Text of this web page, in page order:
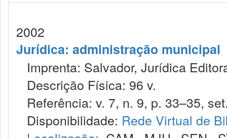
2002
Jurídica: administração municipal
Imprenta: Salvador, Jurídica
Descrição Física: 96 v.
Referência: v. 7, n. 9, p. 33–35,
Disponibilidade: Rede Virtual de